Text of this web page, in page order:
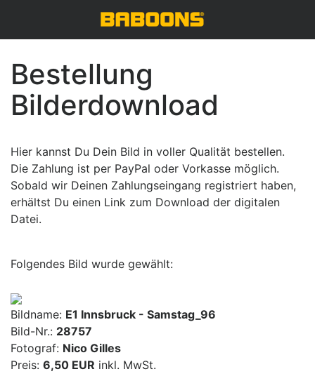
Bestellung
Bilderdownload
Hier kannst Du Dein Bild in voller Qualität bestellen.
Die Zahlung ist per PayPal oder Vorkasse möglich.
Sobald wir Deinen Zahlungseingang registriert haben,
erhältst Du einen Link zum Download der digitalen
Datei.
Folgendes Bild wurde gewählt:
Bildname: E1 Innsbruck - Samstag_96
Bild-Nr.: 28757
Fotograf: Nico Gilles
Preis: 6,50 EUR inkl. MwSt.